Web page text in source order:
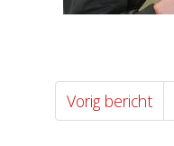
Vorig bericht